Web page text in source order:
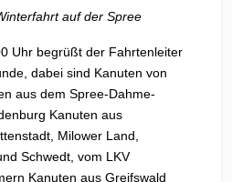
auf der Spree
Uhr begrüßt der Fahrtenleiter
dabei sind Kanuten von
aus dem Spree-Dahme-
Kanuten aus
Milower Land,
Schwedt, vom LKV
Kanuten aus Greifswald